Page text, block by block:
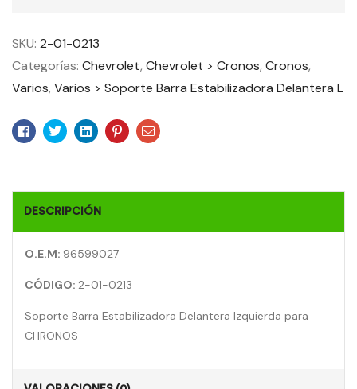
SKU: 2-01-0213
Categorías: Chevrolet, Chevrolet > Cronos, Cronos,
Varios, Varios > Soporte Barra Estabilizadora Delantera L
Facebook
TwitterLinkedinPinterest
Email
DESCRIPCIÓN
O.E.M: 96599027
CÓDIGO: 2-01-0213
Soporte Barra Estabilizadora Delantera Izquierda para
CHRONOS